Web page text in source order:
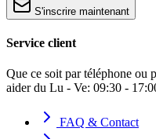
S'inscrire maintenant
Service client
Que ce soit par téléphone ou
aider du Lu - Ve: 09:30 -
FAQ & Contact